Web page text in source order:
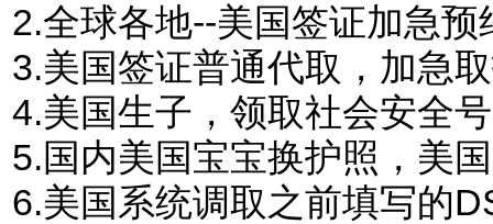
2.全球各地--美国签证加急预
3.美国签证普通代取，加急
4.美国生子，领取社会安全
5.国内美国宝宝换护照，美
6.美国系统调取之前填写的